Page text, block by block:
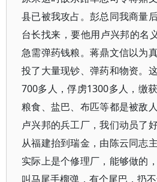
县已被我攻占。彭总同我商量
台长找来，要他用卢兴邦的名
急需弹药钱粮。蒋鼎文信以为
投了大量现钞、弹药和物资。
700多人，俘虏1300多人，缴
粮食、盐巴、布匹等都是被敌
卢兴邦的兵工厂，我们动员了
从福建抬到瑞金，由陈云同志
实际上是个修理厂，能够做的
叫马尾手榴弹，有个尾巴，扔